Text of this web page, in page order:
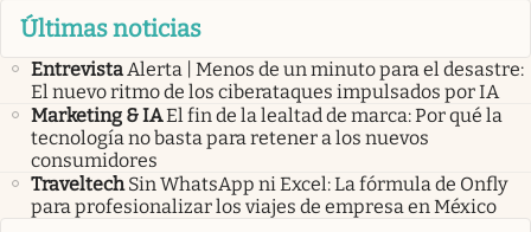
Últimas noticias
EntrevistaAlerta | Menos de un minuto para el desastre:
El nuevo ritmo de los ciberataques impulsados por IA
Marketing & IAEl fin de la lealtad de marca: Por qué la
tecnología no basta para retener a los nuevos
consumidores
Traveltech Sin WhatsApp ni Excel: La fórmula de Onfly
para profesionalizar los viajes de empresa en México